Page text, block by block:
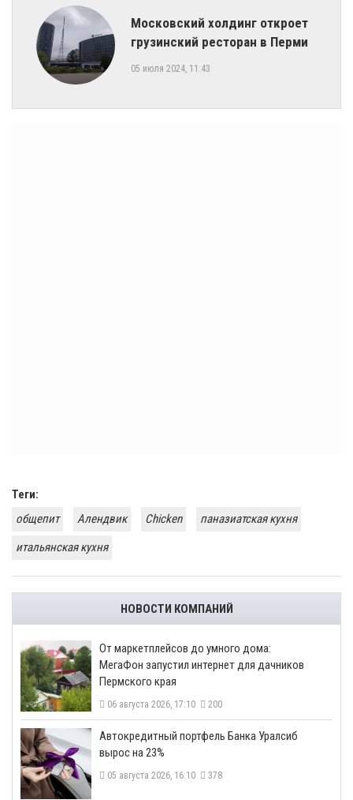
Московский холдинг откроет
грузинский ресторан в Перми
05 июля 2024, 11:43
Теги:
общепит
Алендвик Chicken
паназиатская кухня
итальянская кухня
НОВОСТИ КОМПАНИЙ
От маркетплейсов до умного дома:
МегаФон запустил интернет для дачников
Пермского края
06 августа 2026, 17:10 200
​Автокредитный портфель Банка Уралсиб
вырос на 23%
05 августа 2026, 16:10 378